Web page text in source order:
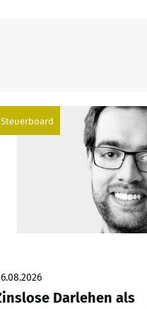
Steuerboard
Darlehen als